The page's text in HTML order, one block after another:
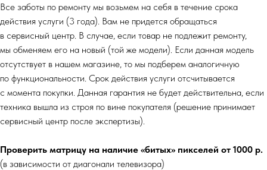
Все заботы по ремонту мы возьмем на себя в течение срока
действия услуги (3 года). Вам не придется обращаться
в сервисный центр. В случае, если товар не подлежит ремонту,
мы обменяем его на новый (той же модели). Если данная модель
отсутствует в нашем магазине, то мы подберем аналогичную
по функциональности. Срок действия услуги отсчитывается
с момента покупки. Данная гарантия не будет действительна, если
техника вышла из строя по вине покупателя (решение принимает
сервисный центр после экспертизы).
Проверить матрицу на наличие «битых» пикселей от 1000 р.
(в зависимости от диагонали телевизора)